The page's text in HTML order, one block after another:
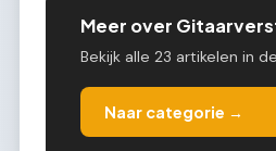
Meer over
Bekijk alle 23 artikelen in
Naar categorie →